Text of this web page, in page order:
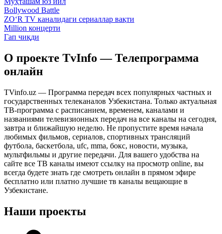
Bollywood Battle
ZO‘R TV каналидаги сериаллар вақти
Million концерти
Гап чиқди
О проекте TvInfo — Телепрограмма
онлайн
TVinfo.uz — Программа передач всех популярных частных и
государственных телеканалов Узбекистана. Только актуальная
ТВ-программа с расписанием, временем, каналами и
названиями телевизионных передач на все каналы на сегодня,
завтра и ближайшую неделю. Не пропустите время начала
любимых фильмов, сериалов, спортивных трансляций
футбола, баскетбола, ufc, mma, бокс, новости, музыка,
мультфильмы и другие передачи. Для вашего удобства на
сайте все ТВ каналы имеют ссылку на просмотр online, вы
всегда будете знать где смотреть онлайн в прямом эфире
бесплатно или платно лучшие тв каналы вещающие в
Узбекистане.
Наши проекты